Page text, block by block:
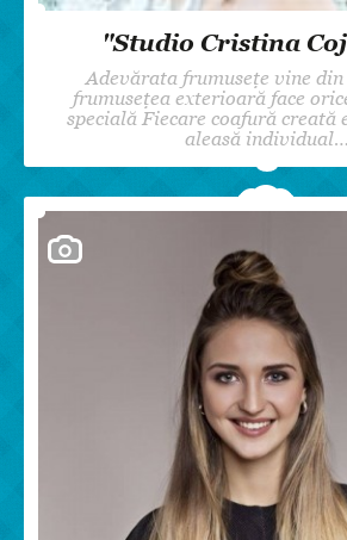
"Studio Cristina
Adevărata frumusețe vine
frumusețea exterioară face
specială Fiecare coafură creată
aleasă individual…